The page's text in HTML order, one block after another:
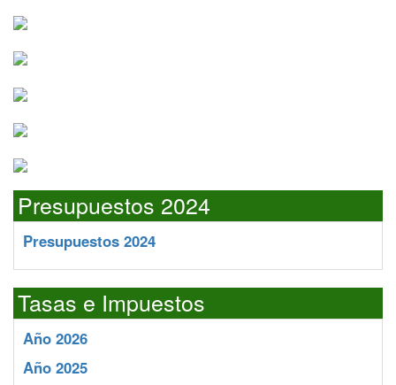
Presupuestos 2024
Presupuestos 2024
Tasas e Impuestos
Año 2026
Año 2025